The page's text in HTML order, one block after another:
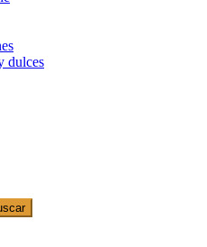
dulces